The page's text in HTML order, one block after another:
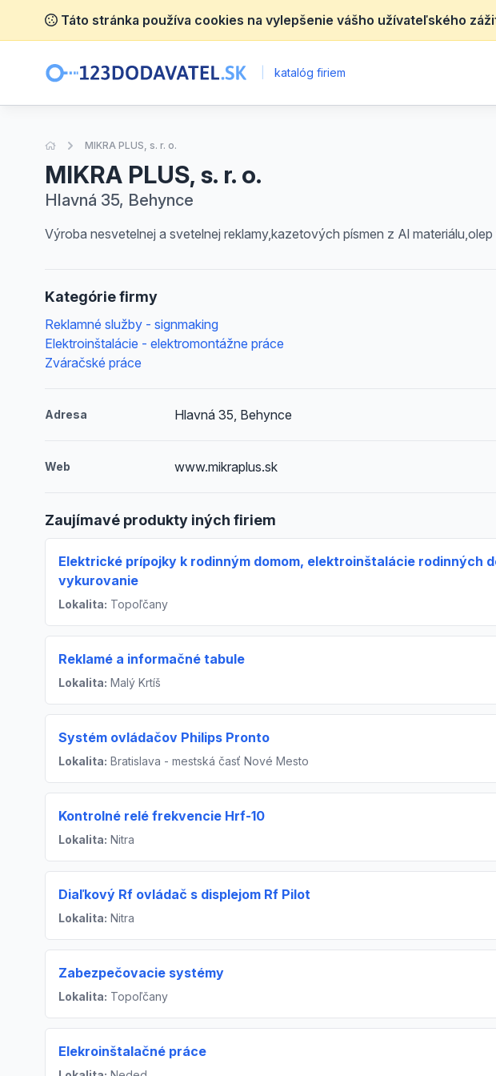
Táto stránka používa cookies na vylepšenie vášho užívateľského
katalóg firiem
Úvodná stránka
MIKRA PLUS, s. r. o.
MIKRA PLUS, s. r. o.
Hlavná 35, Behynce
Výroba nesvetelnej a svetelnej reklamy,kazetových písmen z Al
Kategórie firmy
Reklamné služby - signmaking
Elektroinštalácie - elektromontážne práce
Zváračské práce
Adresa Hlavná 35, Behynce
Web www.mikraplus.sk
Zaujímavé produkty iných firiem
Elektrické prípojky k rodinným domom, elektroinštalácie rodinných
vykurovanie
Lokalita: Topoľčany
Reklamé a informačné tabule
Lokalita: Malý Krtíš
Systém ovládačov Philips Pronto
Lokalita: Bratislava - mestská časť Nové Mesto
Kontrolné relé frekvencie Hrf-10
Lokalita: Nitra
Diaľkový Rf ovládač s displejom Rf Pilot
Lokalita: Nitra
Zabezpečovacie systémy
Lokalita: Topoľčany
Elekroinštalačné práce